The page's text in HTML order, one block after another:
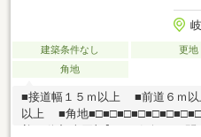
建築条件なし 更地
角地
■接道幅１５ｍ以上 ■前道６ｍ
以上 ■角地